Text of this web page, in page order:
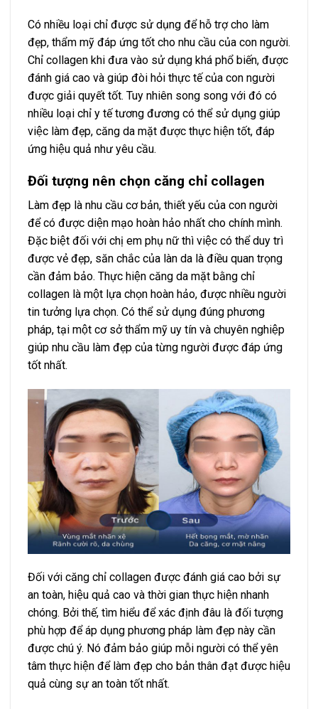
Có nhiều loại chỉ được sử dụng để hỗ trợ cho làm
đẹp, thẩm mỹ đáp ứng tốt cho nhu cầu của con người.
Chỉ collagen khi đưa vào sử dụng khá phổ biến, được
đánh giá cao và giúp đòi hỏi thực tế của con người
được giải quyết tốt. Tuy nhiên song song với đó có
nhiều loại chỉ y tế tương đương có thể sử dụng giúp
việc làm đẹp, căng da mặt được thực hiện tốt, đáp
ứng hiệu quả như yêu cầu.
Đối tượng nên chọn căng chỉ collagen
Làm đẹp là nhu cầu cơ bản, thiết yếu của con người
để có được diện mạo hoàn hảo nhất cho chính mình.
Đặc biệt đối với chị em phụ nữ thì việc có thể duy trì
được vẻ đẹp, săn chắc của làn da là điều quan trọng
cần đảm bảo. Thực hiện căng da mặt bằng chỉ
collagen là một lựa chọn hoàn hảo, được nhiều người
tin tưởng lựa chọn. Có thể sử dụng đúng phương
pháp, tại một cơ sở thẩm mỹ uy tín và chuyên nghiệp
giúp nhu cầu làm đẹp của từng người được đáp ứng
tốt nhất.
Đối với căng chỉ collagen được đánh giá cao bởi sự
an toàn, hiệu quả cao và thời gian thực hiện nhanh
chóng. Bởi thế, tìm hiểu để xác định đâu là đối tượng
phù hợp để áp dụng phương pháp làm đẹp này cần
được chú ý. Nó đảm bảo giúp mỗi người có thể yên
tâm thực hiện để làm đẹp cho bản thân đạt được hiệu
quả cùng sự an toàn tốt nhất.